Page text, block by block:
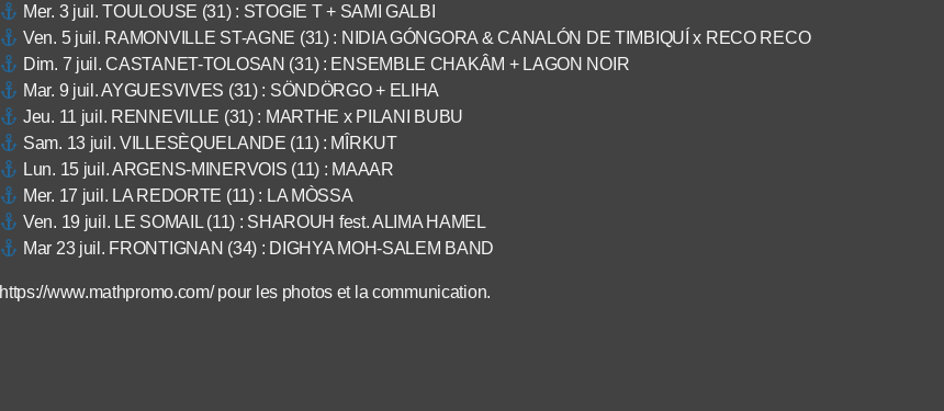
Mer. 3 juil. TOULOUSE (31) : STOGIE T + SAMI GALBI
Ven. 5 juil. RAMONVILLE ST-AGNE (31) : NIDIA GÓNGORA & CANALÓN DE TIMBIQUÍ x RECO RECO
Dim. 7 juil. CASTANET-TOLOSAN (31) : ENSEMBLE CHAKÂM + LAGON NOIR
Mar. 9 juil. AYGUESVIVES (31) : SÖNDÖRGO + ELIHA
Jeu. 11 juil. RENNEVILLE (31) : MARTHE x PILANI BUBU
Sam. 13 juil. VILLESÈQUELANDE (11) : MÎRKUT
Lun. 15 juil. ARGENS-MINERVOIS (11) : MAAAR
Mer. 17 juil. LA REDORTE (11) : LA MÒSSA
Ven. 19 juil. LE SOMAIL (11) : SHAROUH fest. ALIMA HAMEL
Mar 23 juil. FRONTIGNAN (34) : DIGHYA MOH-SALEM BAND
https://www.mathpromo.com/ pour les photos et la communication.